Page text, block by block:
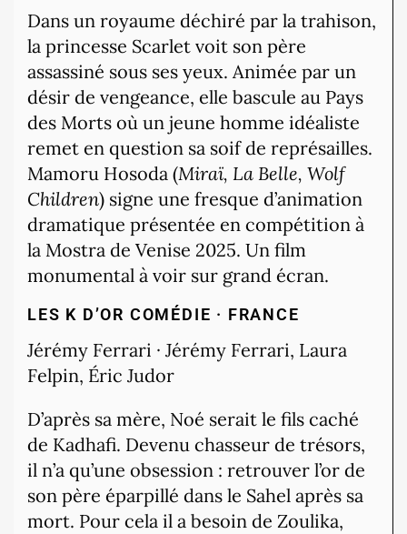
Dans un royaume déchiré par la trahison,
la princesse Scarlet voit son père
assassiné sous ses yeux. Animée par un
désir de vengeance, elle bascule au Pays
des Morts où un jeune homme idéaliste
remet en question sa soif de représailles.
Mamoru Hosoda (Miraï, La Belle, Wolf
Children) signe une fresque d’animation
dramatique présentée en compétition à
la Mostra de Venise 2025. Un film
monumental à voir sur grand écran.
LES K D’OR COMÉDIE · FRANCE
Jérémy Ferrari · Jérémy Ferrari, Laura
Felpin, Éric Judor
D’après sa mère, Noé serait le fils caché
de Kadhafi. Devenu chasseur de trésors,
il n’a qu’une obsession : retrouver l’or de
son père éparpillé dans le Sahel après sa
mort. Pour cela il a besoin de Zoulika,